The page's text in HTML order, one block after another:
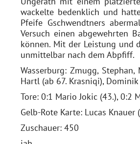
wackelte bedenklich und
Pfeife Gschwendtners
Versuch einen abgewehrten
können. Mit der Leistung und
unmittelbar nach dem Abpfiff.
Wasserburg: Zmugg,
Hartl (ab 67. Krasniqi),
Tore: 0:1 Mario Jokic (43.), 0:2
Gelb-Rote Karte: Lucas
Zuschauer: 450